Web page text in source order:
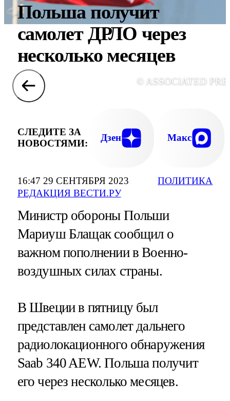
16:47 29 СЕНТЯБРЯ 2023
РЕДАКЦИЯ ВЕСТИ.РУ
ПОЛИТИКА
Польша получит
самолет ДРЛО через
несколько месяцев
© ASSOCIATED
СЛЕДИТЕ ЗА
НОВОСТЯМИ:
Дзен Макс
Министр обороны Польши
Мариуш Блащак сообщил о
важном пополнении в Военно-
воздушных силах страны.
В Швеции в пятницу был
представлен самолет дальнего
радиолокационного обнаружения
Saab 340 AEW. Польша получит
его через несколько месяцев.